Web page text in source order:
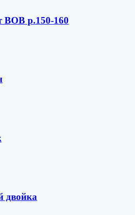
ВОВ р.150-160
двойка